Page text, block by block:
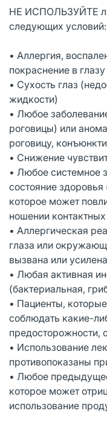
НЕ ИСПОЛЬЗУЙТЕ
следующих условий:
• Аллергия,
покраснение в
• Сухость глаз
жидкости)
• Любое
роговицы) или
роговицу,
• Снижение
• Любое системное
состояние
которое может
ношении контактных
• Аллергическая
глаза или
вызвана или
• Любая активная
(бактериальная,
• Пациенты,
соблюдать какие-
предосторожности,
• Использование
противопоказаны
• Любое
которое может
использование